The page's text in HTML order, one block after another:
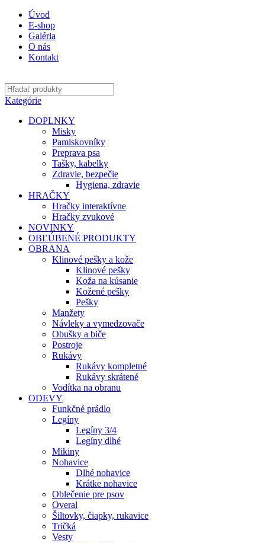
Úvod
E-shop
Galéria
O nás
Kontakt
Kategórie
DOPLNKY
Misky
Pamlskovníky
Preprava psa
Tašky, kabelky
Zdravie, bezpečie
Hygiena, zdravie
HRAČKY
Hračky interaktívne
Hračky zvukové
NOVINKY
OBĽÚBENÉ PRODUKTY
OBRANA
Klinové pešky a kože
Klinové pešky
Koža na kúsanie
Kožené pešky
Pešky
Manžety
Návleky a vymedzovače
Obušky a biče
Postroje
Rukávy
Rukávy kompletné
Rukávy skrátené
Vodítka na obranu
ODEVY
Funkčné prádlo
Legíny
Legíny 3/4
Legíny dlhé
Mikiny
Nohavice
Dlhé nohavice
Krátke nohavice
Oblečenie pre psov
Overal
Šiltovky, čiapky, rukavice
Tričká
Vesty